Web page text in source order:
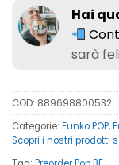
Hai
sarà
COD: 889698800532
Categorie: Funko POP,
Scopri i nostri prodotti